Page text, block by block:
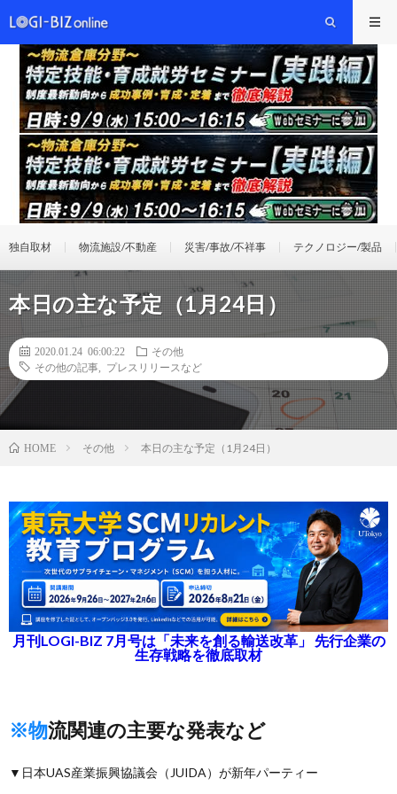
独自取材 物流施設/不動産 災害/事故/不祥事 テクノロジー/製品
本日の主な予定（1月24日）
2020.01.24 06:00:22
その他
その他の記事
プレスリリースなど
HOME その他 本日の主な予定（1月24日）
月刊LOGI-BIZ 7月号は「未来を創る輸送改革」 先行企業の
生存戦略を徹底取材
※物流関連の主要な発表など
▼日本UAS産業振興協議会（JUIDA）が新年パーティー